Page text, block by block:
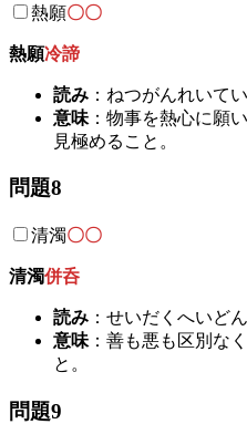
熱願〇〇
熱願冷諦
読み ：ねつがんれいてい
意味 ：物事を熱心に願
見極めること。
問題8
清濁〇〇
清濁併呑
読み ：せいだくへいどん
意味 ：善も悪も区別な
と。
問題9